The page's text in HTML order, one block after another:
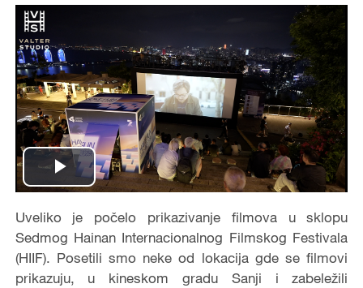
Play
Video
Uveliko je počelo prikazivanje filmova u sklopu
Sedmog Hainan Internacionalnog Filmskog Festivala
(HIIF). Posetili smo neke od lokacija gde se filmovi
prikazuju, u kineskom gradu Sanji i zabeležili